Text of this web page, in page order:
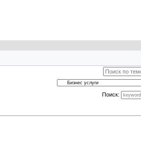
Поиск: